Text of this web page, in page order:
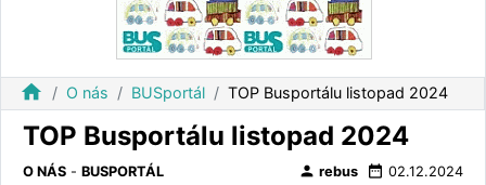
home O nás BUSportál TOP Busportálu listopad 2024
TOP Busportálu listopad 2024
O NÁS - BUSPORTÁL person rebus date_range 02.12.2024